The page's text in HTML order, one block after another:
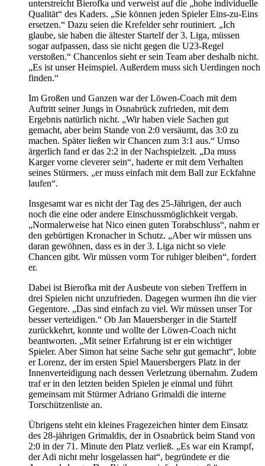
unterstreicht Bierofka und verweist auf die „hohe individuelle
Qualität“ des Kaders. „Sie können jeden Spieler Eins-zu-Eins
ersetzen.“ Dazu seien die Krefelder sehr routiniert. „Ich
glaube, sie haben die ältester Startelf der 3. Liga, müssen
sogar aufpassen, dass sie nicht gegen die U23-Regel
verstoßen.“ Chancenlos sieht er sein Team aber deshalb nicht.
„Es ist unser Heimspiel. Außerdem muss sich Uerdingen noch
finden.“
Im Großen und Ganzen war der Löwen-Coach mit dem
Auftritt seiner Jungs in Osnabrück zufrieden, mit dem
Ergebnis natürlich nicht. „Wir haben viele Sachen gut
gemacht, aber beim Stande von 2:0 versäumt, das 3:0 zu
machen. Später ließen wir Chancen zum 3:1 aus.“ Umso
ärgerlich fand er das 2:2 in der Nachspielzeit. „Da muss
Karger vorne cleverer sein“, haderte er mit dem Verhalten
seines Stürmers. „er muss einfach mit dem Ball zur Eckfahne
laufen“.
Insgesamt war es nicht der Tag des 25-Jährigen, der auch
noch die eine oder andere Einschussmöglichkeit vergab.
„Normalerweise hat Nico einen guten Torabschluss“, nahm er
den gebürtigen Kronacher in Schutz. „Aber wir müssen uns
daran gewöhnen, dass es in der 3. Liga nicht so viele
Chancen gibt. Wir müssen vorm Tor ruhiger bleiben“, fordert
er.
Dabei ist Bierofka mit der Ausbeute von sieben Treffern in
drei Spielen nicht unzufrieden. Dagegen wurmen ihn die vier
Gegentore. „Das sind einfach zu viel. Wir müssen unser Tor
besser verteidigen.“ Ob Jan Mauersberger in die Startelf
zurückkehrt, konnte und wollte der Löwen-Coach nicht
beantworten. „Mit seiner Erfahrung ist er ein wichtiger
Spieler. Aber Simon hat seine Sache sehr gut gemacht“, lobte
er Lorenz, der im ersten Spiel Mauersbergers Platz in der
Innenverteidigung nach dessen Verletzung übernahm. Zudem
traf er in den letzten beiden Spielen je einmal und führt
gemeinsam mit Stürmer Adriano Grimaldi die interne
Torschützenliste an.
Übrigens steht ein kleines Fragezeichen hinter dem Einsatz
des 28-jährigen Grimaldis, der in Osnabrück beim Stand von
2:0 in der 71. Minute den Platz verließ. „Es war ein Krampf,
der Adi nicht mehr losgelassen hat“, begründete er die